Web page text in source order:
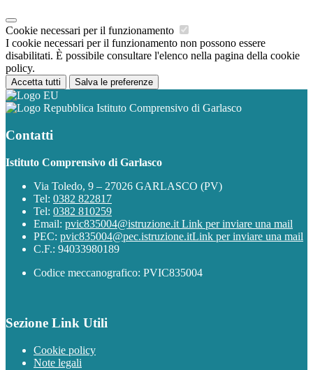
Cookie necessari per il funzionamento
I cookie necessari per il funzionamento non possono essere
disabilitati. È possibile consultare l'elenco nella pagina della cookie
policy.
Accetta tutti Salva le preferenze
Istituto Comprensivo di Garlasco
Contatti
Istituto Comprensivo di Garlasco
Via Toledo, 9 – 27026 GARLASCO (PV)
Tel: 0382 822817
Tel: 0382 810259
Email: pvic835004@istruzione.it Link per inviare una mail
PEC: pvic835004@pec.istruzione.itLink per inviare una mail
C.F.: 94033980189
Codice meccanografico: PVIC835004
Sezione Link Utili
Cookie policy
Note legali